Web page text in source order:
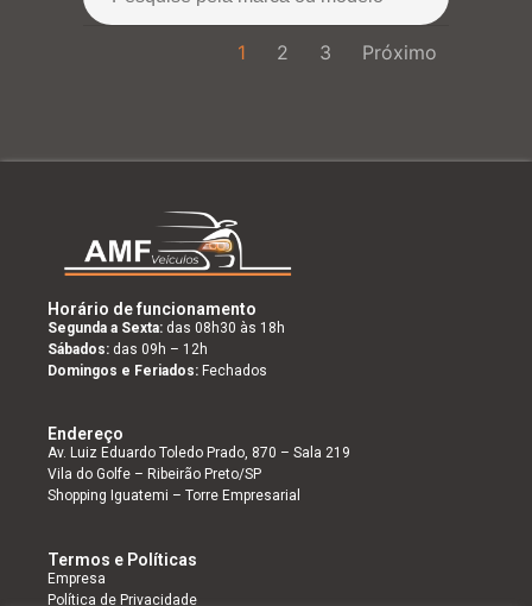
1 2 3 Próximo
Horário de funcionamento
Segunda a Sexta: das 08h30 às 18h
Sábados: das 09h – 12h
Domingos e Feriados: Fechados
Endereço
Av. Luiz Eduardo Toledo Prado, 870 – Sala 219
Vila do Golfe – Ribeirão Preto/SP
Shopping Iguatemi – Torre Empresarial
Termos e Políticas
Empresa
Política de Privacidade